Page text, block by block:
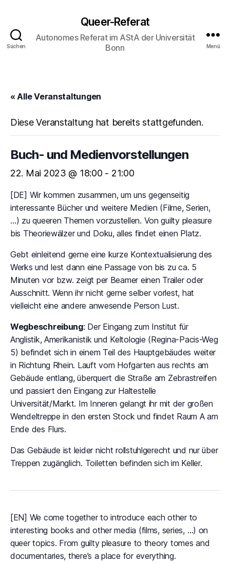
Suchen
Queer-Referat
Autonomes Referat im AStA der Universität
Bonn
Menü
« Alle Veranstaltungen
Diese Veranstaltung hat bereits stattgefunden.
Buch- und Medienvorstellungen
22. Mai 2023 @ 18:00 - 21:00
[DE] Wir kommen zusammen, um uns gegenseitig
interessante Bücher und weitere Medien (Filme, Serien,
…) zu queeren Themen vorzustellen. Von guilty pleasure
bis Theoriewälzer und Doku, alles findet einen Platz.
Gebt einleitend gerne eine kurze Kontextualisierung des
Werks und lest dann eine Passage von bis zu ca. 5
Minuten vor bzw. zeigt per Beamer einen Trailer oder
Ausschnitt. Wenn ihr nicht gerne selber vorlest, hat
vielleicht eine andere anwesende Person Lust.
Wegbeschreibung: Der Eingang zum Institut für
Anglistik, Amerikanistik und Keltologie (Regina-Pacis-Weg
5) befindet sich in einem Teil des Hauptgebäudes weiter
in Richtung Rhein. Lauft vom Hofgarten aus rechts am
Gebäude entlang, überquert die Straße am Zebrastreifen
und passiert den Eingang zur Haltestelle
Universität/Markt. Im Inneren gelangt ihr mit der großen
Wendeltreppe in den ersten Stock und findet Raum A am
Ende des Flurs.
Das Gebäude ist leider nicht rollstuhlgerecht und nur über
Treppen zugänglich. Toiletten befinden sich im Keller.
[EN] We come together to introduce each other to
interesting books and other media (films, series, …) on
queer topics. From guilty pleasure to theory tomes and
documentaries, there’s a place for everything.